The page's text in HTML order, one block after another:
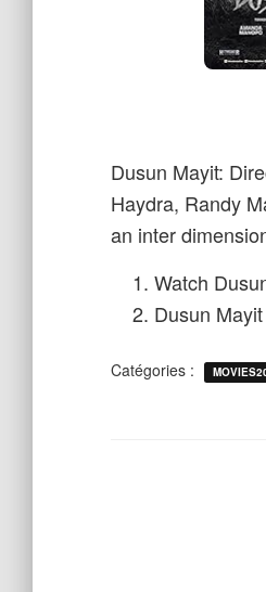
Dusun Mayit:
Haydra, Randy
an inter
Watch
Dusun
Catégories :